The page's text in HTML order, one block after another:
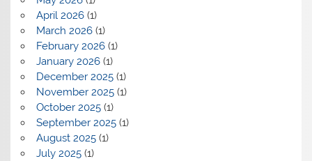
April 2026(1)
March 2026(1)
February 2026(1)
January 2026(1)
December 2025(1)
November 2025(1)
October 2025(1)
September 2025(1)
August 2025(1)
July 2025(1)